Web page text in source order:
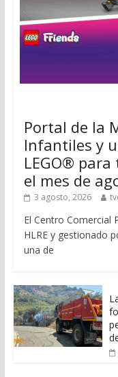
Portal de la
Infantiles y
LEGO®
el mes de
3 agosto, 2026
El Centro Comercial
HLRE y gestionado
una de